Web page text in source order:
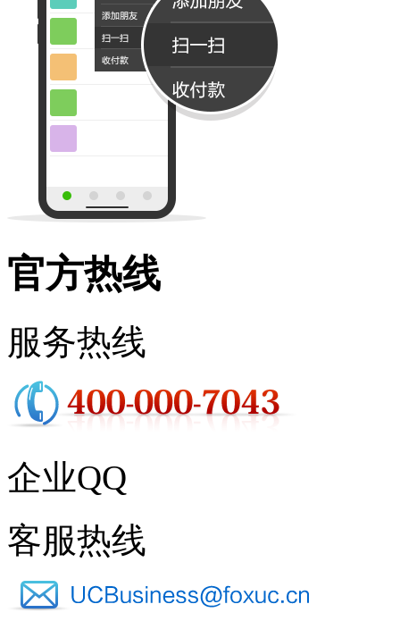
官方热线
服务热线
企业QQ
客服热线